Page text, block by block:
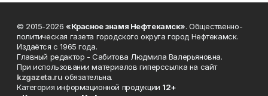
© 2015-2026 «Красное знамя Нефтекамск». Общественно-
политическая газета городского округа город Нефтекамск.
Издаётся с 1965 года.
Главный редактор - Сабитова Людмила Валерьяновна.
При использовании материалов гиперссылка на сайт
kzgazeta.ru обязательна.
Категория информационной продукции 12+